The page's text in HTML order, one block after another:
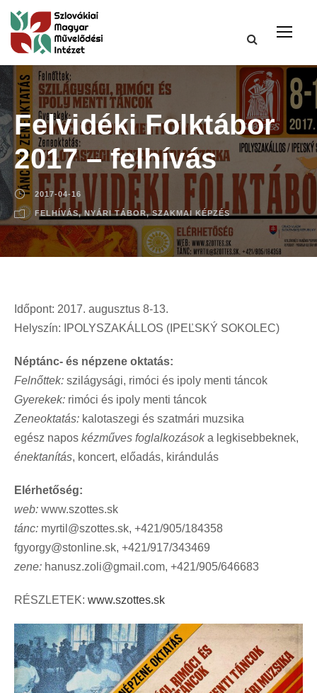
Felvidéki Folktábor
2017 – felhívás
2017-04-16
FELHÍVÁS, NYÁRI TÁBOR, SZAKMAI KÉPZÉS
Időpont: 2017. augusztus 8-13.
Helyszín: IPOLYSZAKÁLLOS (IPEĽSKÝ SOKOLEC)
Néptánc- és népzene oktatás:
Felnőttek: szilágysági, rimóci és ipoly menti táncok
Gyerekek: rimóci és ipoly menti táncok
Zeneoktatás: kalotaszegi és szatmári muzsika
egész napos kézműves foglalkozásoka legkisebbeknek,
énektanítás, koncert, előadás, kirándulás
Elérhetőség:
web: www.szottes.sk
tánc: myrtil@szottes.sk, +421/905/184358
fgyorgy@stonline.sk, +421/917/343469
zene: hanusz.zoli@gmail.com, +421/905/646683
RÉSZLETEK: www.szottes.sk